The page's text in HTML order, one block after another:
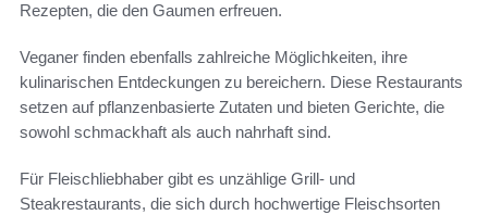
Rezepten, die den Gaumen erfreuen.
Veganer finden ebenfalls zahlreiche Möglichkeiten, ihre
kulinarischen Entdeckungen zu bereichern. Diese Restaurants
setzen auf pflanzenbasierte Zutaten und bieten Gerichte, die
sowohl schmackhaft als auch nahrhaft sind.
Für Fleischliebhaber gibt es unzählige Grill- und
Steakrestaurants, die sich durch hochwertige Fleischsorten